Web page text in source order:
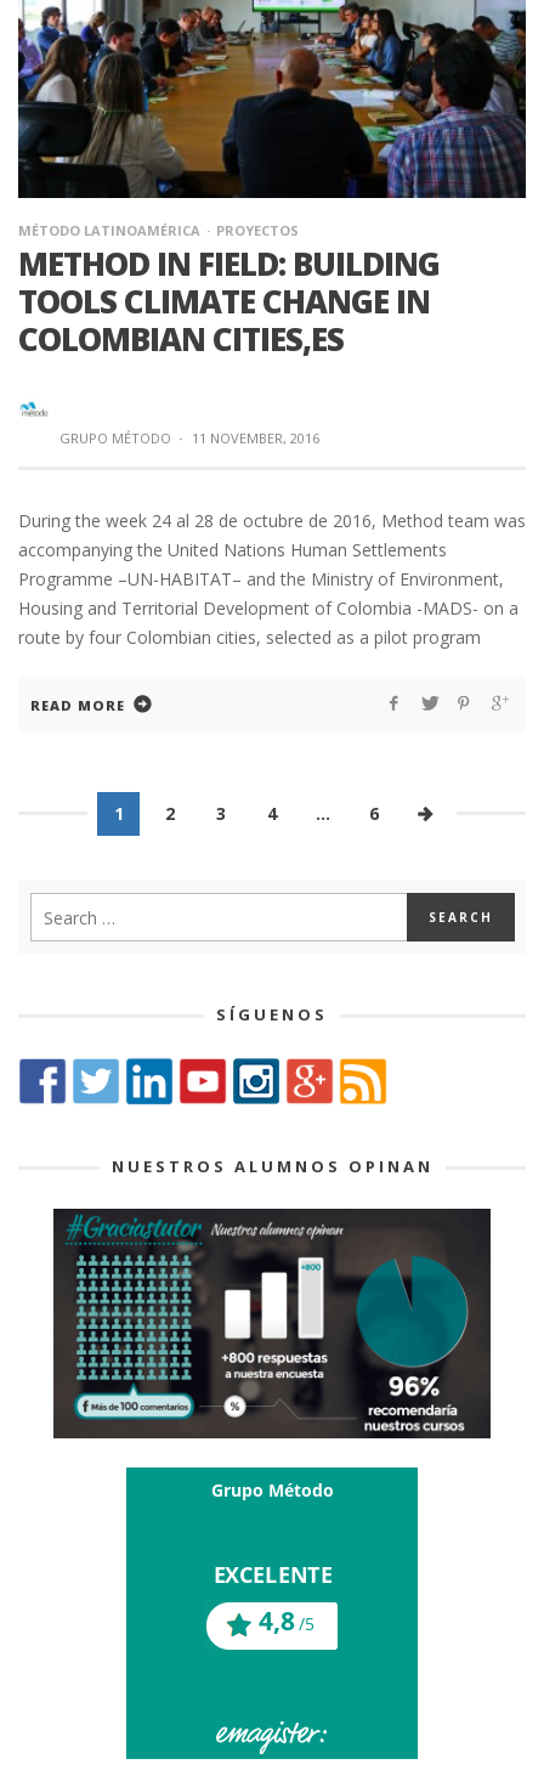
MÉTODO LATINOAMÉRICA PROYECTOS
METHOD IN FIELD: BUILDING
TOOLS CLIMATE CHANGE IN
COLOMBIAN CITIES,ES
GRUPO MÉTODO · 11 NOVEMBER, 2016
During the week 24 al 28 de octubre de 2016, Method team was
accompanying the United Nations Human Settlements
Programme –UN-HABITAT– and the Ministry of Environment,
Housing and Territorial Development of Colombia -MADS- on a
route by four Colombian cities, selected as a pilot program
READ MORE
1 2 3 4 … 6
SÍGUENOS
NUESTROS ALUMNOS OPINAN